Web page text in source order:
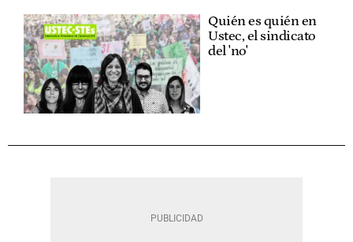
Quién es quién en
Ustec, el sindicato
del 'no'